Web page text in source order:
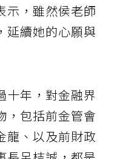
示，雖然侯老師
延續她的心願與
十年，對金融界
，包括前金管會
龍、以及前財政